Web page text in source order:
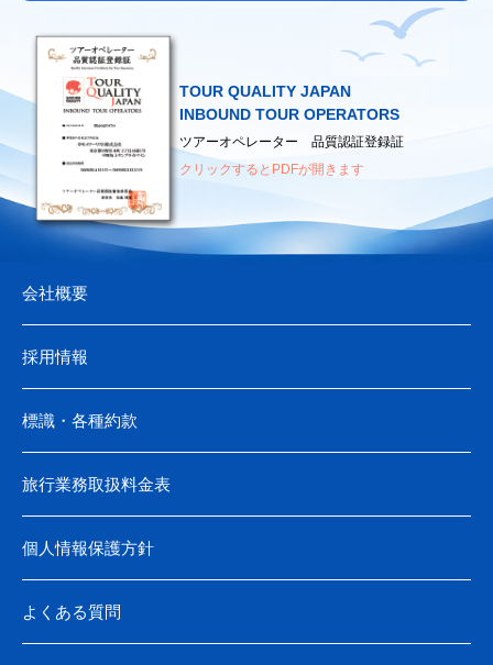
▶ 新千歳空港
▶外務省
厚生労働省
（海外へ渡航されるみなさまへ）
▶日本観光振興協会
日本観光通訳協会
日本地図センター
TOUR QUALITY JAPAN
INBOUND TOUR OPERATORS
ツアーオペレーター 品質認証登録証
クリックするとPDFが開きます
会社概要
採用情報
標識・各種約款
旅行業務取扱料金表
個人情報保護方針
よくある質問